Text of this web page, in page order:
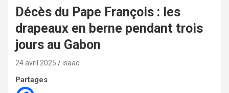
Décès du Pape François : les
drapeaux en berne pendant trois
jours au Gabon
24 avril 2025 isaac
Partages